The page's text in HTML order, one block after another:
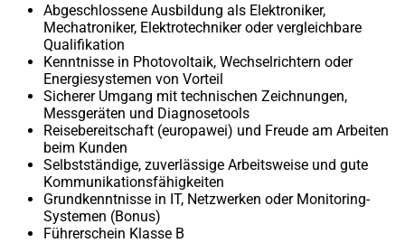
Abgeschlossene Ausbildung als Elektroniker,
Mechatroniker, Elektrotechniker oder vergleichbare
Qualifikation
Kenntnisse in Photovoltaik, Wechselrichtern oder
Energiesystemen von Vorteil
Sicherer Umgang mit technischen Zeichnungen,
Messgeräten und Diagnosetools
Reisebereitschaft (europawei) und Freude am Arbeiten
beim Kunden
Selbstständige, zuverlässige Arbeitsweise und gute
Kommunikationsfähigkeiten
Grundkenntnisse in IT, Netzwerken oder Monitoring-
Systemen (Bonus)
Führerschein Klasse B